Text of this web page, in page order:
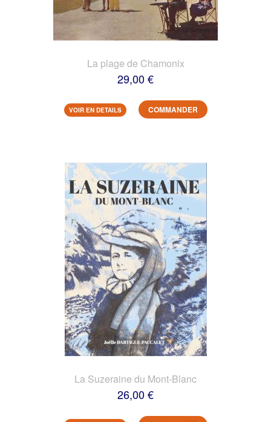
La plage de Chamonix
29,00 €
VOIR EN DETAILS COMMANDER
La Suzeraine du Mont-Blanc
26,00 €